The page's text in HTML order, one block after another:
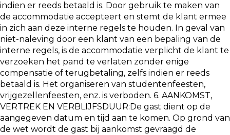
indien er reeds betaald is. Door gebruik te maken van
de accommodatie accepteert en stemt de klant ermee
in zich aan deze interne regels te houden. In geval van
niet-naleving door een klant van een bepaling van de
interne regels, is de accommodatie verplicht de klant te
verzoeken het pand te verlaten zonder enige
compensatie of terugbetaling, zelfs indien er reeds
betaald is. Het organiseren van studentenfeesten,
vrijgezellenfeesten, enz. is verboden. 6. AANKOMST,
VERTREK EN VERBLIJFSDUUR:De gast dient op de
aangegeven datum en tijd aan te komen. Op grond van
de wet wordt de gast bij aankomst gevraagd de